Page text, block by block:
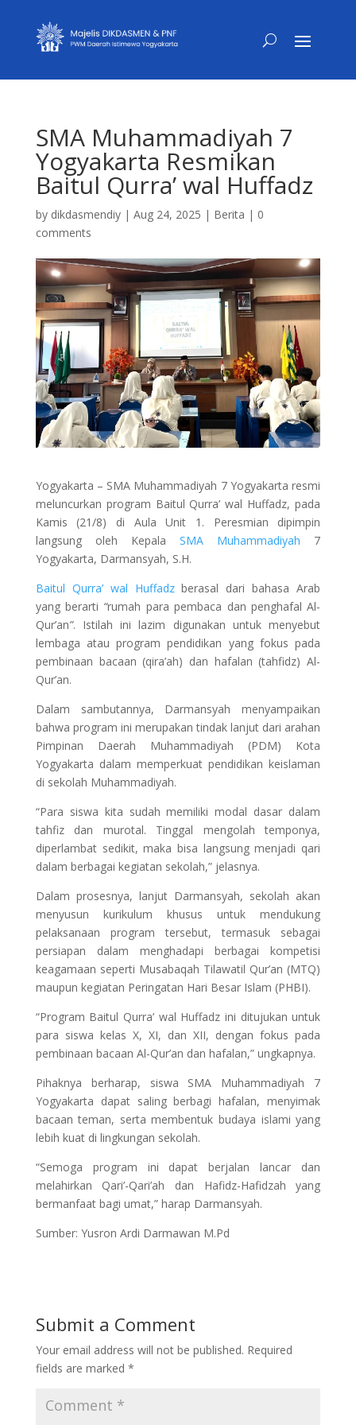
SMA Muhammadiyah 7
Yogyakarta Resmikan
Baitul Qurra’ wal Huffadz
by dikdasmendiy| Aug 24, 2025 | Berita | 0
comments
Yogyakarta – SMA Muhammadiyah 7 Yogyakarta resmi
meluncurkan program Baitul Qurra’ wal Huffadz, pada
Kamis (21/8) di Aula Unit 1. Peresmian dipimpin
langsung oleh KepalaSMA Muhammadiyah 7
Yogyakarta, Darmansyah, S.H.
Baitul Qurra’ wal Huffadzberasal dari bahasa Arab
yang berarti “rumah para pembaca dan penghafal Al-
Qur’an”. Istilah ini lazim digunakan untuk menyebut
lembaga atau program pendidikan yang fokus pada
pembinaan bacaan (qira’ah) dan hafalan (tahfidz) Al-
Qur’an.
Dalam sambutannya, Darmansyah menyampaikan
bahwa program ini merupakan tindak lanjut dari arahan
Pimpinan Daerah Muhammadiyah (PDM) Kota
Yogyakarta dalam memperkuat pendidikan keislaman
di sekolah Muhammadiyah.
“Para siswa kita sudah memiliki modal dasar dalam
tahfiz dan murotal. Tinggal mengolah temponya,
diperlambat sedikit, maka bisa langsung menjadi qari
dalam berbagai kegiatan sekolah,” jelasnya.
Dalam prosesnya, lanjut Darmansyah, sekolah akan
menyusun kurikulum khusus untuk mendukung
pelaksanaan program tersebut, termasuk sebagai
persiapan dalam menghadapi berbagai kompetisi
keagamaan seperti Musabaqah Tilawatil Qur’an (MTQ)
maupun kegiatan Peringatan Hari Besar Islam (PHBI).
“Program Baitul Qurra’ wal Huffadz ini ditujukan untuk
para siswa kelas X, XI, dan XII, dengan fokus pada
pembinaan bacaan Al-Qur’an dan hafalan,” ungkapnya.
Pihaknya berharap, siswa SMA Muhammadiyah 7
Yogyakarta dapat saling berbagi hafalan, menyimak
bacaan teman, serta membentuk budaya islami yang
lebih kuat di lingkungan sekolah.
“Semoga program ini dapat berjalan lancar dan
melahirkan Qari’-Qari’ah dan Hafidz-Hafidzah yang
bermanfaat bagi umat,” harap Darmansyah.
Sumber: Yusron Ardi Darmawan M.Pd
Submit a Comment
Your email address will not be published. Required
fields are marked *